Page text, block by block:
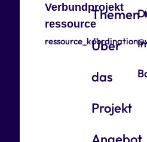
Verbundprojekt
ressource
Themen
Über
das
Projekt